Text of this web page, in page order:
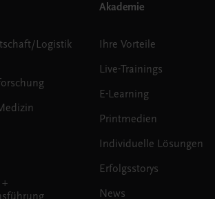
Logistik
Akademie
Ihre Vorteile
Live-Trainings
E-Learning
Printmedien
Individuelle Lösungen
Erfolgsstorys
News